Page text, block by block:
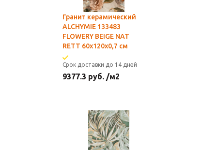
Гранит керамический
ALCHYMIE 133483
FLOWERY BEIGE NAT
RETT 60x120x0,7 см
Срок доставки до 14 дней
9377.3 руб. /м2